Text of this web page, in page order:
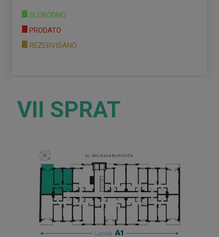
SLOBODNO
PRODATO
REZERVISANO
VII SPRAT